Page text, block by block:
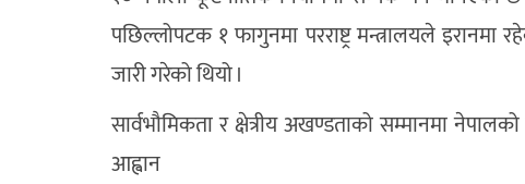
पछिल्लोपटक १ फागुनमा परराष्ट्र मन्त्रालयले
जारी गरेको थियो ।
सार्वभौमिकता र क्षेत्रीय अखण्डताको सम्मानमा
आह्वान